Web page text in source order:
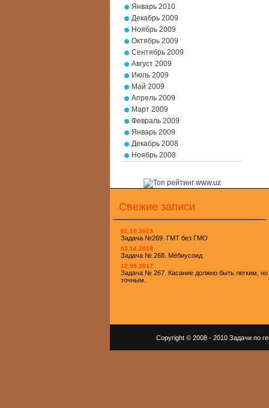
Январь 2010
Декабрь 2009
Ноябрь 2009
Октябрь 2009
Сентябрь 2009
Август 2009
Июль 2009
Май 2009
Апрель 2009
Март 2009
Февраль 2009
Январь 2009
Декабрь 2008
Ноябрь 2008
Свежие записи
01.10.2019
Задача №269. ГМТ без ГМО
03.14.2018
Задача № 268. Мёбиусоид
12.05.2017
Задача № 267. Касание должно быть легким, но
точным.
Copyright © 2008 - 2010 Задачи по